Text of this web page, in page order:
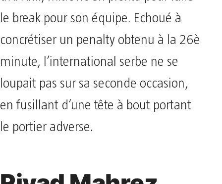
le break pour son équipe. Echoué à
concrétiser un penalty obtenu à la 26è
minute, l’international serbe ne se
loupait pas sur sa seconde occasion,
en fusillant d’une tête à bout portant
le portier adverse.